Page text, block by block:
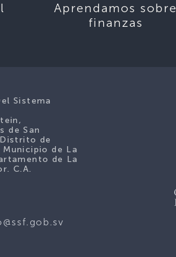
Aprendamos sobre
finanzas
Sistema
de San
de
de La
de La
C.A.